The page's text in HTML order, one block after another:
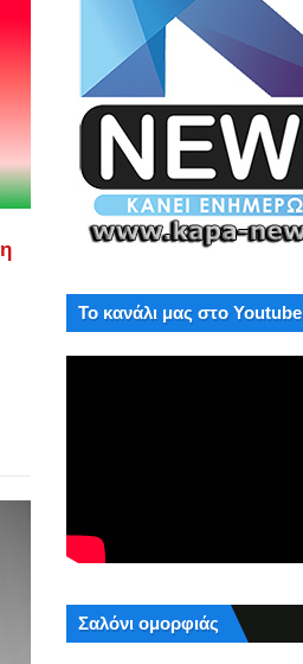
Το κανάλι μας στο Youtube
Σαλόνι ομορφιάς